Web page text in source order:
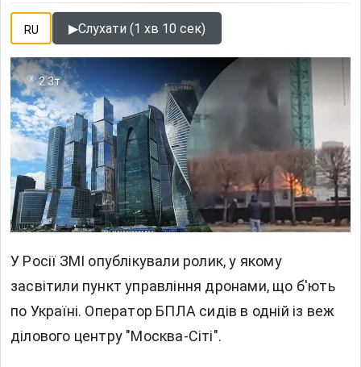
RU ▶Слухати (1 хв 10 сек)
2.3т
У Росії ЗМІ опублікували ролик, у якому
засвітили пункт управління дронами, що б'ють
по Україні. Оператор БПЛА сидів в одній із веж
ділового центру "Москва-Сіті".